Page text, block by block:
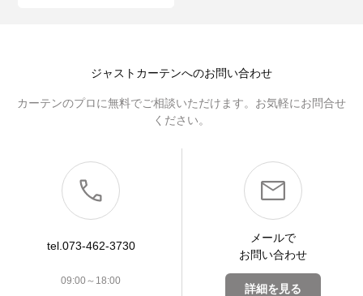
ジャストカーテンへのお問い合わせ
カーテンのプロに無料でご相談いただけます。お気軽にお問合せ
ください。
tel.073-462-3730
09:00～18:00
メールで
お問い合わせ
詳細を見る